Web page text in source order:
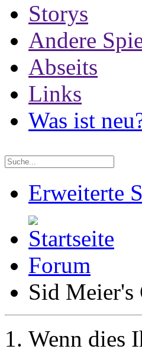
Storys
Andere
Abseits
Links
Was ist
Erweiterte
Forum
Sid
Wenn dies